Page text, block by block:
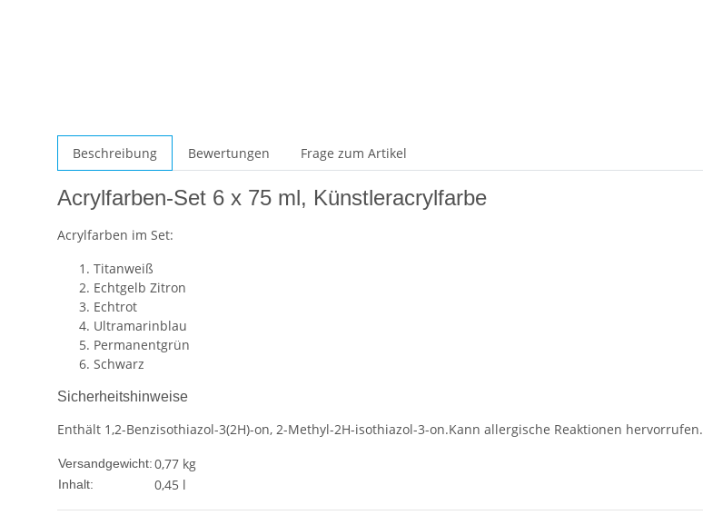
Beschreibung Bewertungen Frage zum Artikel
Acrylfarben-Set 6 x 75 ml, Künstleracrylfarbe
Acrylfarben im Set:
Titanweiß
Echtgelb Zitron
Echtrot
Ultramarinblau
Permanentgrün
Schwarz
Sicherheitshinweise
Enthält 1,2-Benzisothiazol-3(2H)-on, 2-Methyl-2H-isothiazol-3-on.Kann allergische Reaktionen hervorrufen.
Versandgewicht:0,77 kg
Inhalt: 0,45 l